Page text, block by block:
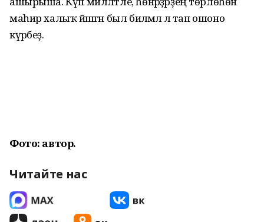
маһир халыҡ йәшәгән был биләмәлә лә тап ошоно
күрәбеҙ.
Фото: автор.
Читайте нас